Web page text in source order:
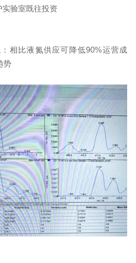
验室既往投资
相比液氮供应可降低90%运营成
势